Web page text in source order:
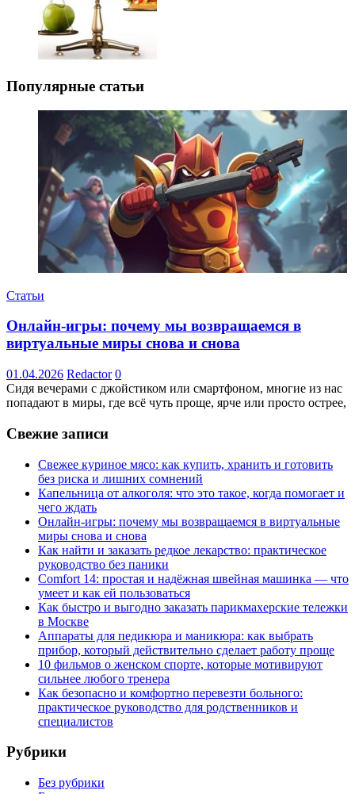
Популярные статьи
Статьи
Онлайн-игры: почему мы возвращаемся в
виртуальные миры снова и снова
01.04.2026 Redactor 0
Сидя вечерами с джойстиком или смартфоном, многие из нас
попадают в миры, где всё чуть проще, ярче или просто острее,
Свежие записи
Свежее куриное мясо: как купить, хранить и готовить
без риска и лишних сомнений
Капельница от алкоголя: что это такое, когда помогает и
чего ждать
Онлайн-игры: почему мы возвращаемся в виртуальные
миры снова и снова
Как найти и заказать редкое лекарство: практическое
руководство без паники
Comfort 14: простая и надёжная швейная машинка — что
умеет и как ей пользоваться
Как быстро и выгодно заказать парикмахерские тележки
в Москве
Аппараты для педикюра и маникюра: как выбрать
прибор, который действительно сделает работу проще
10 фильмов о женском спорте, которые мотивируют
сильнее любого тренера
Как безопасно и комфортно перевезти больного:
практическое руководство для родственников и
специалистов
Рубрики
Без рубрики